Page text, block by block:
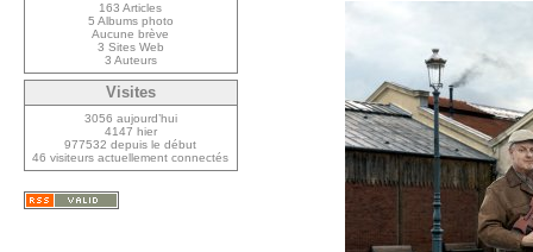
163 Articles
5 Albums photo
Aucune brève
3 Sites Web
3 Auteurs
Visites
3056 aujourd’hui
4147 hier
977532 depuis le début
46 visiteurs actuellement connectés